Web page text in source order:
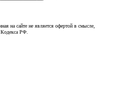
на сайте не является офертой в смысле,
Кодекса РФ.